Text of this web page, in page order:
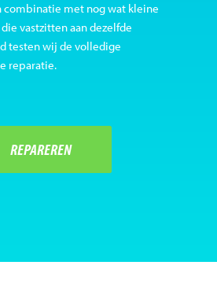
combinatie met nog wat kleine
vastzitten aan dezelfde
testen wij de volledige
reparatie.
REPAREREN